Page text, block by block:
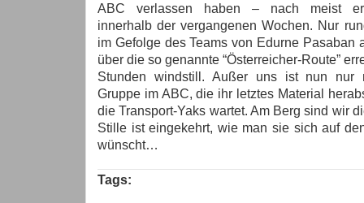
ABC verlassen haben – nach meist
innerhalb der vergangenen Wochen. Nur
im Gefolge des Teams von Edurne Pasaban
über die so genannte “Österreicher-Route”
Stunden windstill. Außer uns ist nun nur
Gruppe im ABC, die ihr letztes Material
die Transport-Yaks wartet. Am Berg sind wir
Stille ist eingekehrt, wie man sie sich auf
wünscht…
Tags: